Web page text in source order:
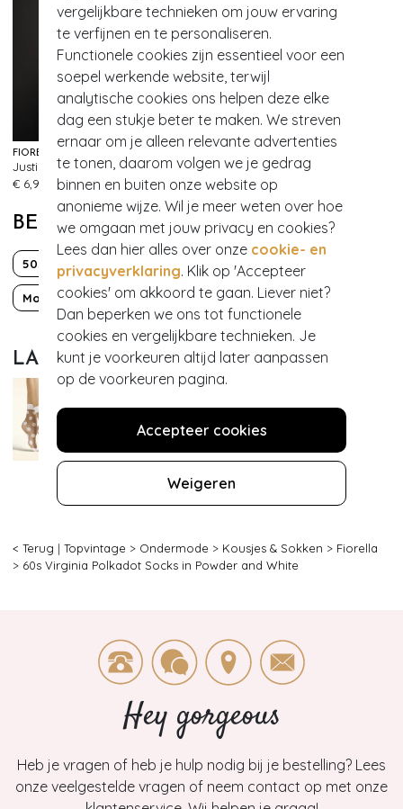
vergelijkbare technieken om jouw ervaring
te verfijnen en te personaliseren.
Functionele cookies zijn essentieel voor een
soepel werkende website, terwijl
analytische cookies ons helpen deze elke
dag een stukje beter te maken. We streven
ernaar om je alleen relevante advertenties
te tonen, daarom volgen we je gedrag
binnen en buiten onze website op
anonieme wijze. Wil je meer weten over hoe
we omgaan met jouw privacy en cookies?
Lees dan hier alles over onze cookie- en
privacyverklaring. Klik op 'Accepteer
cookies' om akkoord te gaan. Liever niet?
Dan beperken we ons tot functionele
cookies en vergelijkbare technieken. Je
kunt je voorkeuren altijd later aanpassen
op de voorkeuren pagina.
Accepteer cookies
Weigeren
FIORELLA
Justine Kousen in zwart
€ 6,95
€ 6,95
BEKIJK MEER VAN
50s 60s
Mod Polkadot
LAATST BEWONDERD
< Terug | Topvintage > Ondermode > Kousjes & Sokken > Fiorella
> 60s Virginia Polkadot Socks in Powder and White
Hey gorgeous
Heb je vragen of heb je hulp nodig bij je bestelling? Lees
onze veelgestelde vragen of neem contact op met onze